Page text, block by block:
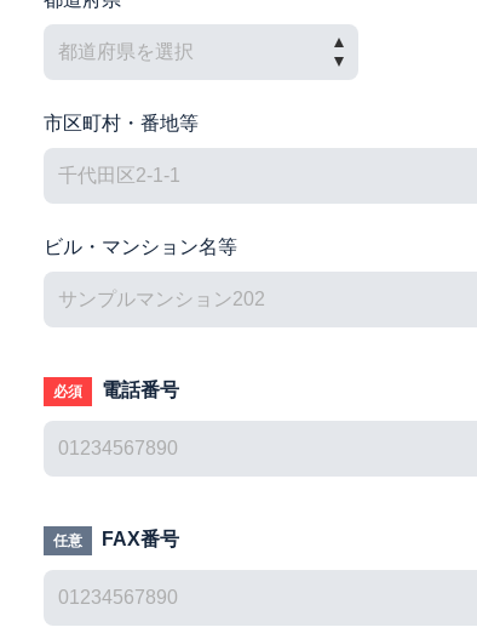
市区町村・番地等
ビル・マンション名等
必須 電話番号
任意 FAX番号